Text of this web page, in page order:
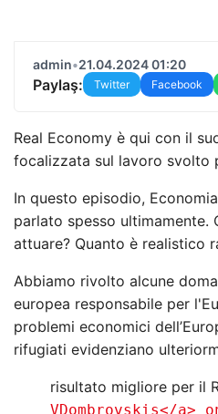
admin•21.04.2024 01:20
Paylaş: Twitter Facebook
Real Economy è qui con il
focalizzata sul lavoro svolto
In questo episodio,
parlato spesso
attuare? Quanto è realistico
Abbiamo rivolto alcune
europea responsabile per
problemi economici
rifugiati evidenziano
risultato migliore per il
VDombrovskis</